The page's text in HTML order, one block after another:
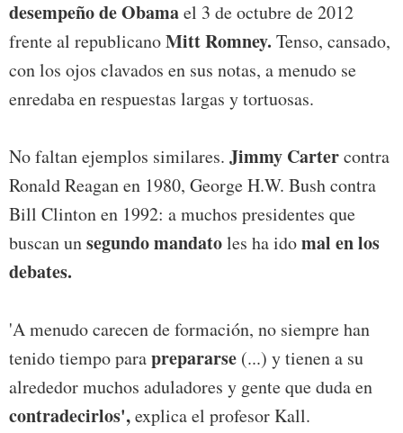
desempeño de Obamael 3 de octubre de 2012
frente al republicanoMitt Romney. Tenso, cansado,
con los ojos clavados en sus notas, a menudo se
enredaba en respuestas largas y tortuosas.
No faltan ejemplos similares. Jimmy Cartercontra
Ronald Reagan en 1980, George H.W. Bush contra
Bill Clinton en 1992: a muchos presidentes que
buscan unsegundo mandatoles ha idomal en los
debates.
'A menudo carecen de formación, no siempre han
tenido tiempo paraprepararse (...) y tienen a su
alrededor muchos aduladores y gente que duda en
contradecirlos',explica el profesor Kall.